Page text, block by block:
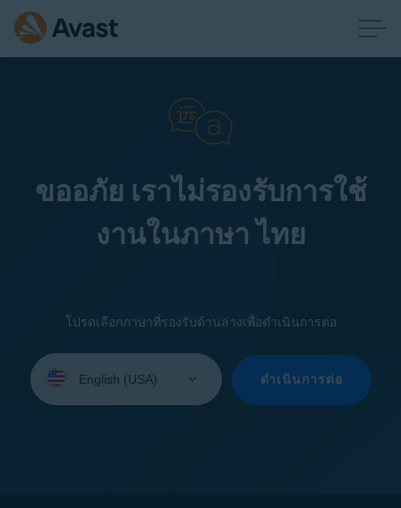
ขออภัย เราไม่รองรับการใช้
งานในภาษา ไทย
โปรดเลือกภาษาที่รองรับด้านล่างเพื่อดำเนินการต่อ
your
ดำเนินการต่อ